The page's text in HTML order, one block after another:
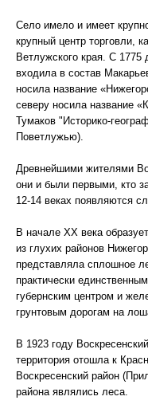
Село имело и имеет
крупный центр торговли,
Beтлужского края. С 1775
входила в состав
носила название
северу носила название
Тумаков "Историко-
Поветлужью).
Древнейшими жителями
они и были первыми, кто
12-14 веках появляются
В начале XX века
из глухих районов
представляла сплошное
практически
губернским центром и
грунтовым дорогам на
В 1923 году
территория отошла к
Воскресенский район
района являлись леса.